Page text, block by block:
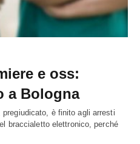
e oss:
a Bologna
è finito agli arresti
braccialetto elettronico, perché